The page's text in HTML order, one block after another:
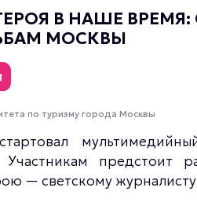
культурная
В НАШЕ
МОСКВЫ
по туризму города Москвы
Участникам предстоит
— светскому